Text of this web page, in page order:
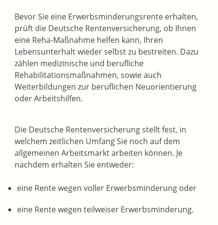
Bevor Sie eine Erwerbsminderungsrente erhalten,
prüft die Deutsche Rentenversicherung, ob Ihnen
eine Reha-Maßnahme helfen kann, Ihren
Lebensunterhalt wieder selbst zu bestreiten. Dazu
zählen medizinische und berufliche
Rehabilitationsmaßnahmen, sowie auch
Weiterbildungen zur beruflichen Neuorientierung
oder Arbeitshilfen.
Die Deutsche Rentenversicherung stellt fest, in
welchem zeitlichen Umfang Sie noch auf dem
allgemeinen Arbeitsmarkt arbeiten können. Je
nachdem erhalten Sie entweder:
eine Rente wegen voller Erwerbsminderung oder
eine Rente wegen teilweiser Erwerbsminderung.